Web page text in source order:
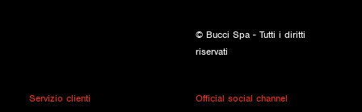
© Bucci Spa - Tutti i diritti
riservati
Servizio clienti Official social channel